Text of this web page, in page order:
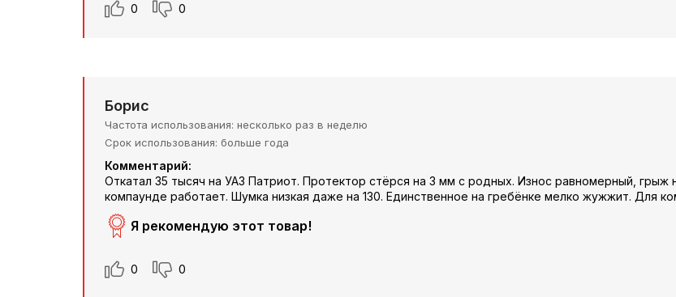
0 0
Борис
Частота использования несколько раз в неделю
Срок использования больше года
Комментарий:
Откатал 35 тысяч на УАЗ Патриот. Протектор стёрся на 3 мм с родных. Износ равномерный, грыж
компаунде работает. Шумка низкая даже на 130. Единственное на гребёнке мелко жужжит. Для
Я рекомендую этот товар!
0 0